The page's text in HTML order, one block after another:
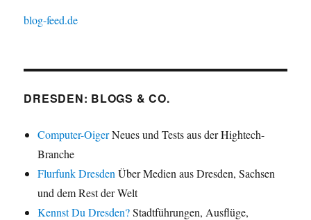
blog-feed.de
DRESDEN: BLOGS & CO.
Computer-OigerNeues und Tests aus der Hightech-
Branche
Flurfunk Dresden Über Medien aus Dresden, Sachsen
und dem Rest der Welt
Kennst Du Dresden?Stadtführungen, Ausflüge,